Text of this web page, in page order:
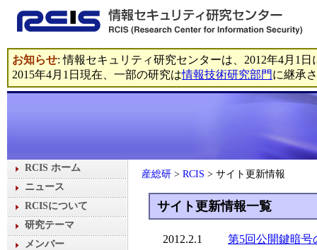
お知らせ: 情報セキュリティ研究センターは、2012年4月1
2015年4月1日現在、一部の研究は情報技術研究部門に継承
RCIS ホーム
ニュース
RCISについて
研究テーマ
メンバー
産総研 > RCIS > サイト更新情報
サイト更新情報一覧
2012.2.1
第5回公開鍵暗